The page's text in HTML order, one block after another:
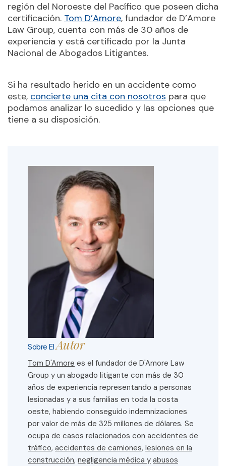
región del Noroeste del Pacífico que poseen dicha
certificación. Tom D’Amore, fundador de D’Amore
Law Group, cuenta con más de 30 años de
experiencia y está certificado por la Junta
Nacional de Abogados Litigantes.
Si ha resultado herido en un accidente como
este, concierte una cita con nosotros para que
podamos analizar lo sucedido y las opciones que
tiene a su disposición.
Sobre ElAutor
Tom D'Amore es el fundador de D'Amore Law
Group y un abogado litigante con más de 30
años de experiencia representando a personas
lesionadas y a sus familias en toda la costa
oeste, habiendo conseguido indemnizaciones
por valor de más de 325 millones de dólares. Se
ocupa de casos relacionados con accidentes de
tráfico, accidentes de camiones, lesiones en la
construcción, negligencia médica y abusos